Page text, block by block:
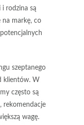
i rodzina są
na markę, co
szeptanego
klientów. W
często są
rekomendacje
wagę.